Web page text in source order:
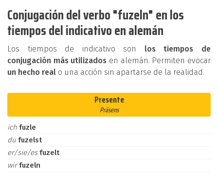
Conjugación del verbo "fuzeln" en los
tiempos del indicativo en alemán
Los tiempos de indicativo son los tiempos de
conjugación más utilizados en alemán. Permiten evocar
un hecho real o una acción sin apartarse de la realidad.
Presente
Präsens
ich fuzle
du fuzelst
er/sie/esfuzelt
wirfuzeln